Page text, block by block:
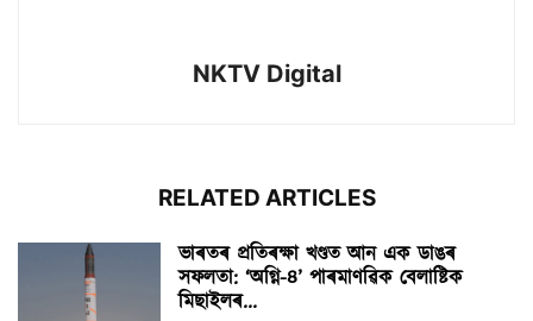
NKTV Digital
RELATED ARTICLES
ভাৰতৰ প্ৰতিৰক্ষা খণ্ডত আন এক ডাঙৰ
সফলতা: ‘অগ্নি-৪’ পাৰমাণৱিক বেলাষ্টিক
মিছাইলৰ...